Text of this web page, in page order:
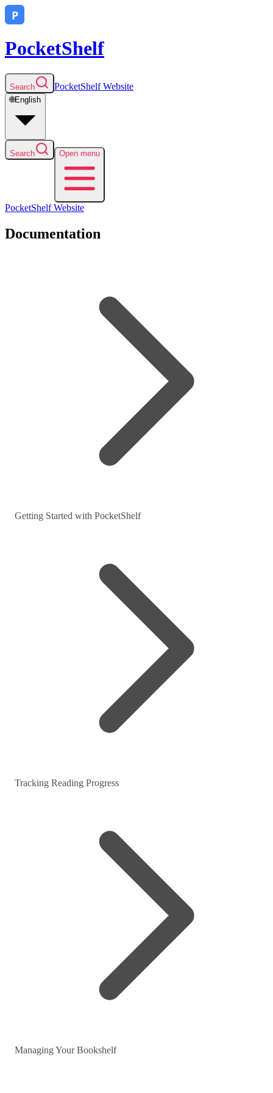
PocketShelf
Search PocketShelfWebsite
🌐English
Search Open menu
PocketShelfWebsite
Documentation
Getting Started with PocketShelf
Tracking Reading Progress
Managing Your Bookshelf